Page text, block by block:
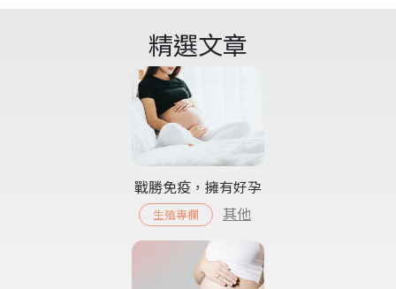
精選文章
戰勝免疫，擁有好孕
生殖專欄 其他